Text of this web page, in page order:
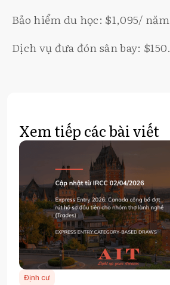
Bảo hiểm du học: $1,095/ năm
Dịch vụ đưa đón sân bay: $150.
Xem tiếp các bài viết
Định cư